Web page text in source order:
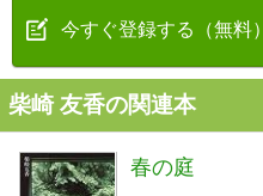
今すぐ登録する（無料）
柴崎 友香の関連本
春の庭